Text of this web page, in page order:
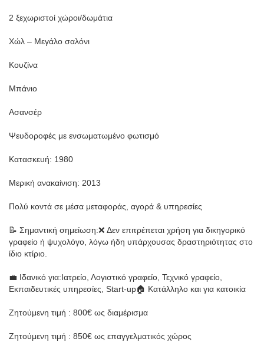
2 ξεχωριστοί χώροι/δωμάτια
Χώλ – Μεγάλο σαλόνι
Κουζίνα
Μπάνιο
Ασανσέρ
Ψευδοροφές με ενσωματωμένο φωτισμό
Κατασκευή: 1980
Μερική ανακαίνιση: 2013
Πολύ κοντά σε μέσα μεταφοράς, αγορά & υπηρεσίες
📝 Σημαντική σημείωση:❌ Δεν επιτρέπεται χρήση για δικηγορικό
γραφείο ή ψυχολόγο, λόγω ήδη υπάρχουσας δραστηριότητας στο
ίδιο κτίριο.
💼 Ιδανικό για:Ιατρείο, Λογιστικό γραφείο, Τεχνικό γραφείο,
Εκπαιδευτικές υπηρεσίες, Start-up🏠 Κατάλληλο και για κατοικία
Ζητούμενη τιμή : 800€ ως διαμέρισμα
Ζητούμενη τιμή : 850€ ως επαγγελματικός χώρος